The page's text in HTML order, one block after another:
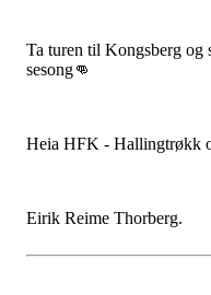
Ta turen til Kongsberg og
sesong👊
Heia HFK - Hallingtrøkk
Eirik Reime Thorberg.